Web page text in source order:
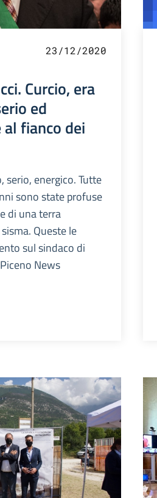
23/12/2020
Curcio, era
ed
fianco dei
energico. Tutte
sono state profuse
di una terra
Queste le
sul sindaco di
News